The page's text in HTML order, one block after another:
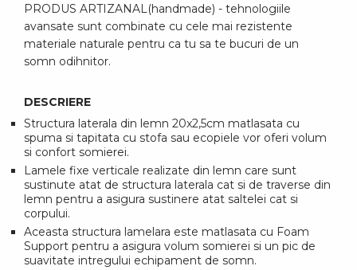
PRODUS ARTIZANAL(handmade) - tehnologiile
avansate sunt combinate cu cele mai rezistente
materiale naturale pentru ca tu sa te bucuri de un
somn odihnitor.
DESCRIERE
Structura laterala din lemn 20x2,5cm matlasata cu
spuma si tapitata cu stofa sau ecopiele vor oferi volum
si confort somierei.
Lamele fixe verticale realizate din lemn care sunt
sustinute atat de structura laterala cat si de traverse din
lemn pentru a asigura sustinere atat saltelei cat si
corpului.
Aceasta structura lamelara este matlasata cu Foam
Support pentru a asigura volum somierei si un pic de
suavitate intregului echipament de somn.